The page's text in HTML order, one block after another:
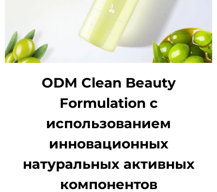
ODM Clean Beauty
Formulation с
использованием
инновационных
натуральных активных
компонентов